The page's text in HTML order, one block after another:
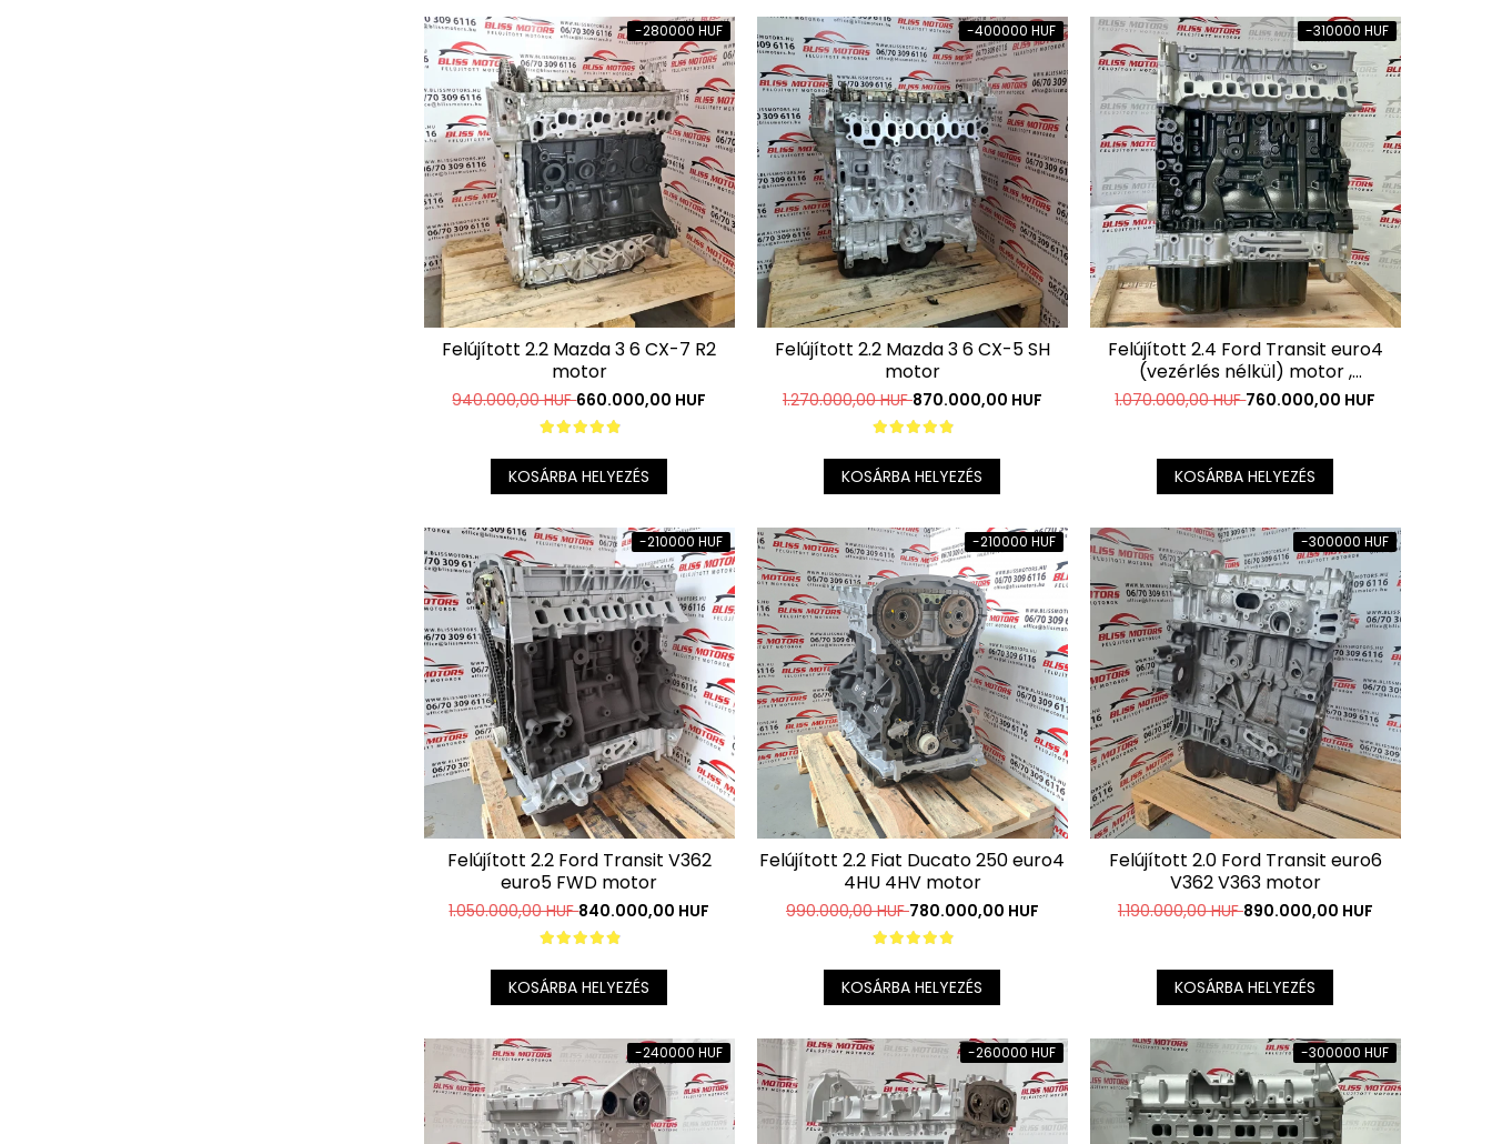
-280000 HUF
Felújított 2.2 Mazda 3 6 CX-7 R2
motor
940.000,00 HUF660.000,00 HUF
KOSÁRBA HELYEZÉS
-400000 HUF
Felújított 2.2 Mazda 3 6 CX-5 SH
motor
1.270.000,00 HUF870.000,00 HUF
KOSÁRBA HELYEZÉS
-310000 HUF
Felújított 2.4 Ford Transit euro4
(vezérlés nélkül) motor ,
Vezérléssel együtt is
megvásárolható !
1.070.000,00 HUF760.000,00 HUF
KOSÁRBA HELYEZÉS
-210000 HUF
Felújított 2.2 Ford Transit V362
euro5 FWD motor
1.050.000,00 HUF840.000,00 HUF
KOSÁRBA HELYEZÉS
-210000 HUF
Felújított 2.2 Fiat Ducato 250 euro4
4HU 4HV motor
990.000,00 HUF780.000,00 HUF
KOSÁRBA HELYEZÉS
-300000 HUF
Felújított 2.0 Ford Transit euro6
V362 V363 motor
1.190.000,00 HUF890.000,00 HUF
KOSÁRBA HELYEZÉS
-240000 HUF -260000 HUF -300000 HUF